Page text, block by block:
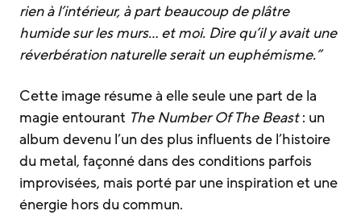
rien à l’intérieur, à part beaucoup de plâtre
humide sur les murs… et moi. Dire qu’il y avait une
réverbération naturelle serait un euphémisme.”
Cette image résume à elle seule une part de la
magie entourant The Number Of The Beast: un
album devenu l’un des plus influents de l’histoire
du metal, façonné dans des conditions parfois
improvisées, mais porté par une inspiration et une
énergie hors du commun.